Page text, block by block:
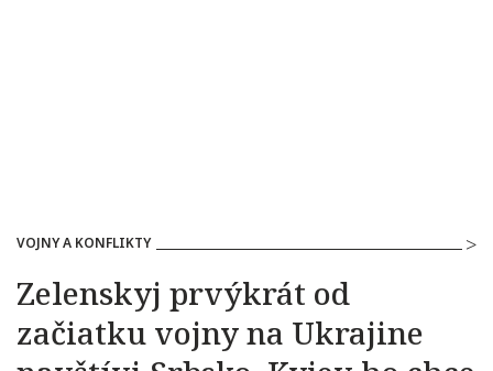
VOJNY A KONFLIKTY
Zelenskyj prvýkrát od
začiatku vojny na Ukrajine